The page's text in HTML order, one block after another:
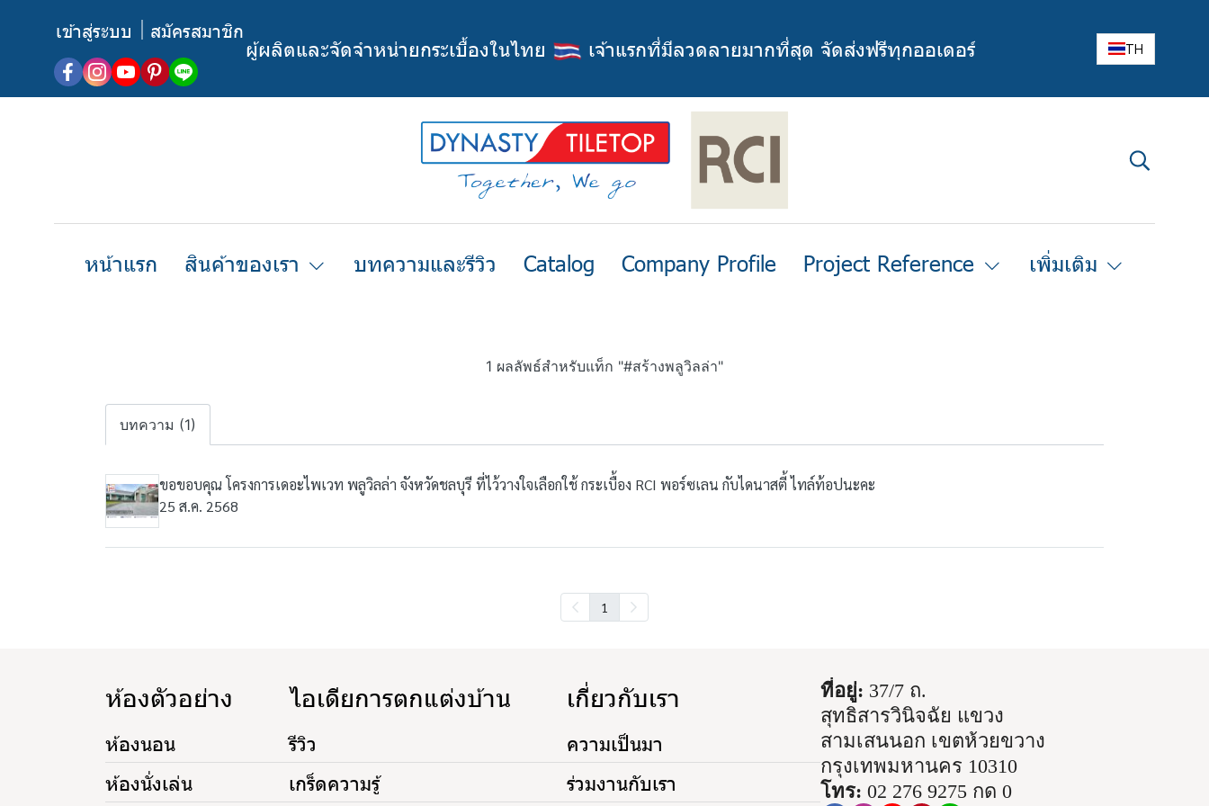
เข้าสู่ระบบ สมัครสมาชิก
ผู้ผลิตและจัดจำหน่ายกระเบื้องในไทย เจ้าแรกที่มีลวดลายมากที่สุด จัดส่งฟรีทุกออเดอร์ TH
หน้าแรก สินค้าของเรา บทความและรีวิว Catalog Company Profile Project Reference เพิ่มเติม
1 ผลลัพธ์สำหรับแท็ก "#สร้างพลูวิลล่า"
บทความ (1)
ขอขอบคุณ โครงการเดอะไพเวท พลูวิลล่า จังหวัดชลบุรี ที่ไว้วางใจเลือกใช้ กระเบื้อง RCI พอร์ซเลน กับไดนาสตี้ ไทล์ท้อปนะคะ
25 ส.ค. 2568
1
ห้องตัวอย่าง
ห้องนอน
ห้องนั่งเล่น
ไอเดียการตกแต่งบ้าน
รีวิว
เกร็ดความรู้
เกี่ยวกับเรา
ความเป็นมา
ร่วมงานกับเรา
ที่อยู่: 37/7 ถ.
สุทธิสารวินิจฉัย แขวง
สามเสนนอก เขตห้วยขวาง
กรุงเทพมหานคร 10310
โทร:02 276 9275 กด 0